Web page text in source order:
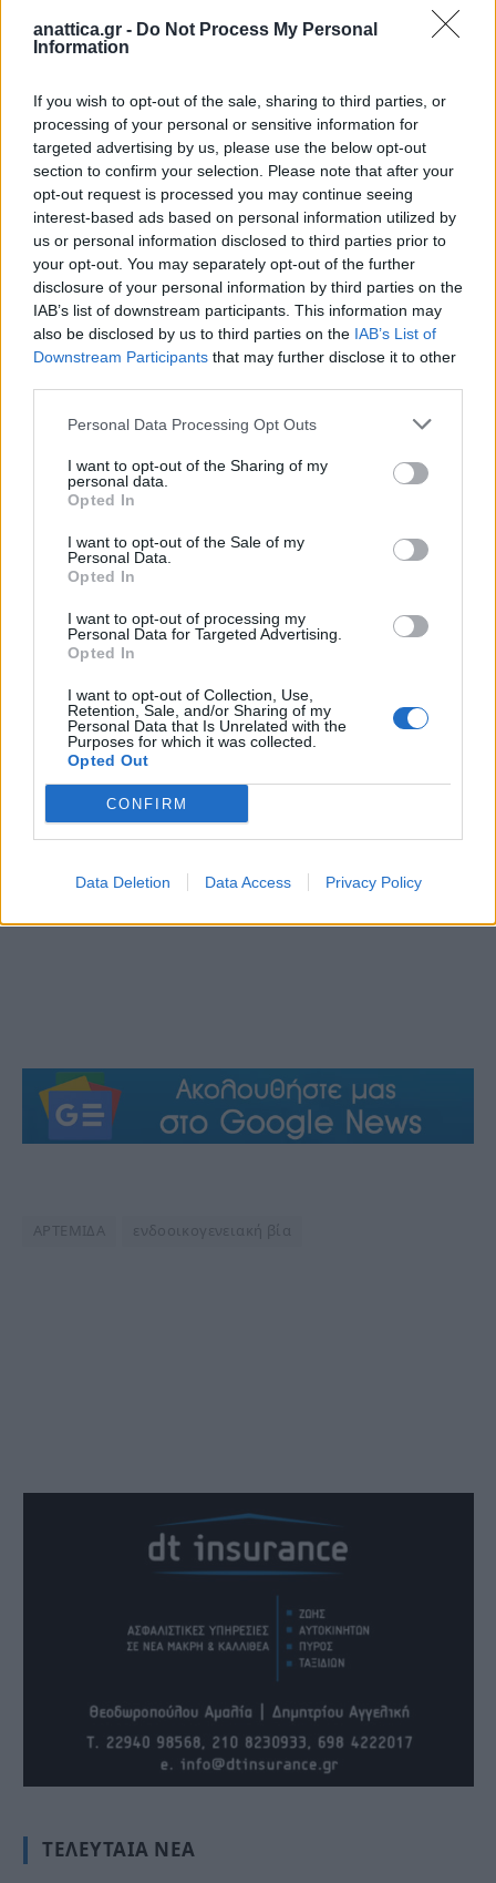
anattica.gr - Do Not Process My Personal
Information
If you wish to opt-out of the sale, sharing to third parties, or
processing of your personal or sensitive information for
targeted advertising by us, please use the below opt-out
section to confirm your selection. Please note that after your
opt-out request is processed you may continue seeing
interest-based ads based on personal information utilized by
us or personal information disclosed to third parties prior to
your opt-out. You may separately opt-out of the further
disclosure of your personal information by third parties on the
IAB’s list of downstream participants. This information may
also be disclosed by us to third parties on the IAB’s List of
Downstream Participants that may further disclose it to other
Personal Data Processing Opt Outs
I want to opt-out of the Sharing of my
personal data.
Opted In
I want to opt-out of the Sale of my
Personal Data.
Opted In
I want to opt-out of processing my
Personal Data for Targeted Advertising.
Opted In
I want to opt-out of Collection, Use,
Retention, Sale, and/or Sharing of my
Personal Data that Is Unrelated with the
Purposes for which it was collected.
Opted Out
CONFIRM
Data Deletion Data Access Privacy Policy
πηγές, το έστειλε και στο κινητό της 27χρονης,
απειλώντας πως θα το έδειχνε σε όλο τον κόσμο. Το
στον δικηγόρο της αλλά και στη γραμματέα του.
Η γυναίκα σε άλλο σημείο φέρεται να ανέφερε στους
αστυνομικούς: «Φοβάμαι για τη ζωή μου και για τη
ζωή του ανήλικου γιου μου. Με έχει απειλήσει και
στο παρελθόν. Έχει όπλα και είναι χρήστης
ναρκωτικών και ποτών».
Αν και η καταγγέλλουσα αρνήθηκε να μεταφερθεί σε
Πηγή: iefimerida.gr
ΑΡΤΕΜΙΔΑ ενδοοικογενειακή βία
ΤΕΛΕΥΤΑΊΑ ΝΈΑ